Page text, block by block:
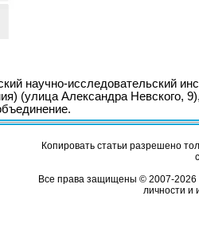
научно-исследовательский
(улица Александра Невского,
Копировать статьи разрешено
Все права защищены © 2007-2026
личности и